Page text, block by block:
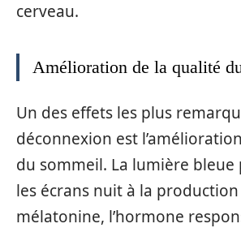
cerveau.
Amélioration de la qualité
Un des effets les plus
déconnexion est
du sommeil. La lumière
les écrans nuit à la
mélatonine, l’hormone